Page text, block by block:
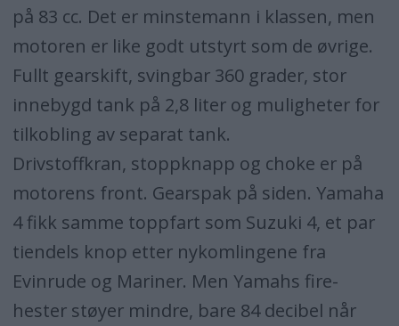
på 83 cc. Det er minstemann i klassen, men
motoren er like godt utstyrt som de øvrige.
Fullt gearskift, svingbar 360 grader, stor
innebygd tank på 2,8 liter og muligheter for
tilkobling av separat tank.
Drivstoffkran, stoppknapp og choke er på
motorens front. Gearspak på siden. Yamaha
4 fikk samme toppfart som Suzuki 4, et par
tiendels knop etter nykomlingene fra
Evinrude og Mariner. Men Yamahs fire-
hester støyer mindre, bare 84 decibel når